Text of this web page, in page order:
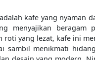
kafe yang nyaman
menyajikan beragam
roti yang lezat, kafe ini
sambil menikmati